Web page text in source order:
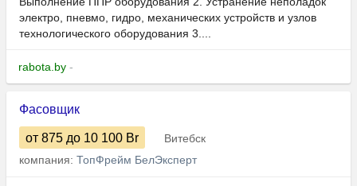
электро, пневмо, гидро, механических устройств и узлов
технологического оборудования 3....
rabota.by -
Фасовщик
от 875 до 10 100 Br
Витебск
компания: ТопФрейм БелЭксперт